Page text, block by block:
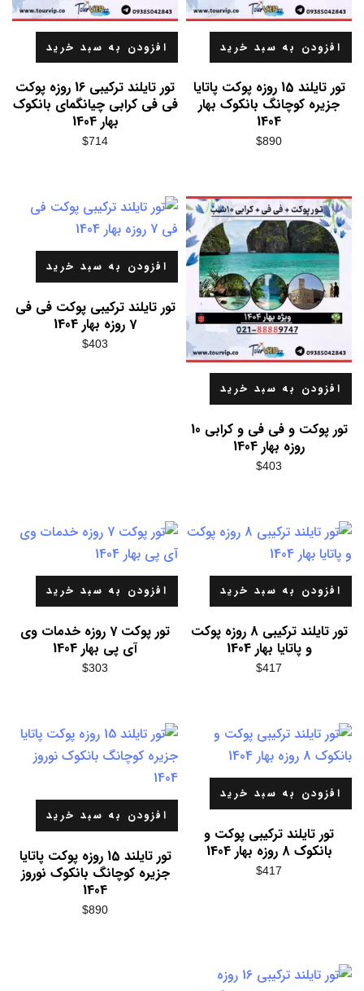
افزودن به سبد خرید
تور تایلند 15 روزه پوکت پاتایا
جزیره کوچانگ بانکوک بهار
1404
$890
افزودن به سبد خرید
تور تایلند ترکیبی 16 روزه پوکت
فی فی کرابی چیانگمای بانکوک
بهار 1404
$714
افزودن به سبد خرید
تور پوکت و فی فی و کرابی 10
روزه بهار 1404
$403
افزودن به سبد خرید
تور تایلند ترکیبی پوکت فی فی
7 روزه بهار 1404
$403
افزودن به سبد خرید
تور تایلند ترکیبی 8 روزه پوکت
و پاتایا بهار 1404
$417
افزودن به سبد خرید
تور پوکت 7 روزه خدمات وی
آی پی بهار 1404
$303
افزودن به سبد خرید
تور تایلند ترکیبی پوکت و
بانکوک 8 روزه بهار 1404
$417
افزودن به سبد خرید
تور تایلند 15 روزه پوکت پاتایا
جزیره کوچانگ بانکوک نوروز
1404
$890